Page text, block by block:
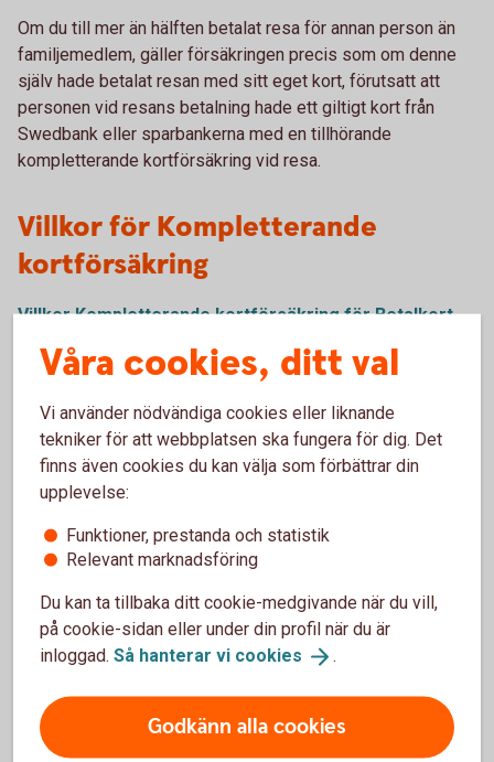
Om du till mer än hälften betalat resa för annan person än
familjemedlem, gäller försäkringen precis som om denne
själv hade betalat resan med sitt eget kort, förutsatt att
personen vid resans betalning hade ett giltigt kort från
Swedbank eller sparbankerna med en tillhörande
kompletterande kortförsäkring vid resa.
Villkor för Kompletterande
kortförsäkring
Villkor Kompletterande kortförsäkring för Betalkort
Företag
Kontaktuppgifter till Trygg-Hansa
och skadeanmälan för Betalkort
Företag
Trygg-Hansa har gått ihop med Moderna Försäkringar. Du
kan göra skadeanmälan för Betalkort Företag på deras
Skadeanmälan via webbplats(trygghansa.se)
Övriga frågor
Mejl
Våra cookies, ditt val
Vi använder nödvändiga cookies eller liknande
tekniker för att webbplatsen ska fungera för dig. Det
finns även cookies du kan välja som förbättrar din
upplevelse:
Funktioner, prestanda och statistik
Relevant marknadsföring
Du kan ta tillbaka ditt cookie-medgivande när du vill,
på cookie-sidan eller under din profil när du är
inloggad. Så hanterar vi cookies .
Godkänn alla cookies